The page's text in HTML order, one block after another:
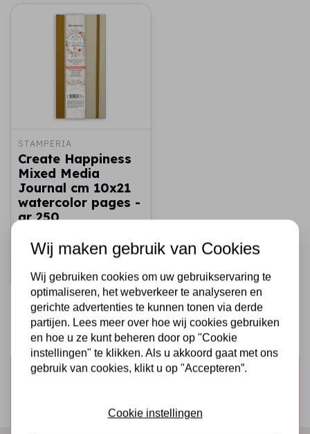
STAMPERIA
Create Happiness
Mixed Media
Journal cm 10x21
watercolor pages -
gr 250
€11,95 Op voorraad
Snel toevoegen
Schrijf je in voor de nieuwsbrief
direct in je mailbox!
Wij maken gebruik van Cookies
Wij gebruiken cookies om uw gebruikservaring te
optimaliseren, het webverkeer te analyseren en
gerichte advertenties te kunnen tonen via derde
partijen. Lees meer over hoe wij cookies gebruiken
en hoe u ze kunt beheren door op "Cookie
instellingen" te klikken. Als u akkoord gaat met ons
gebruik van cookies, klikt u op "Accepteren”.
Cookie instellingen